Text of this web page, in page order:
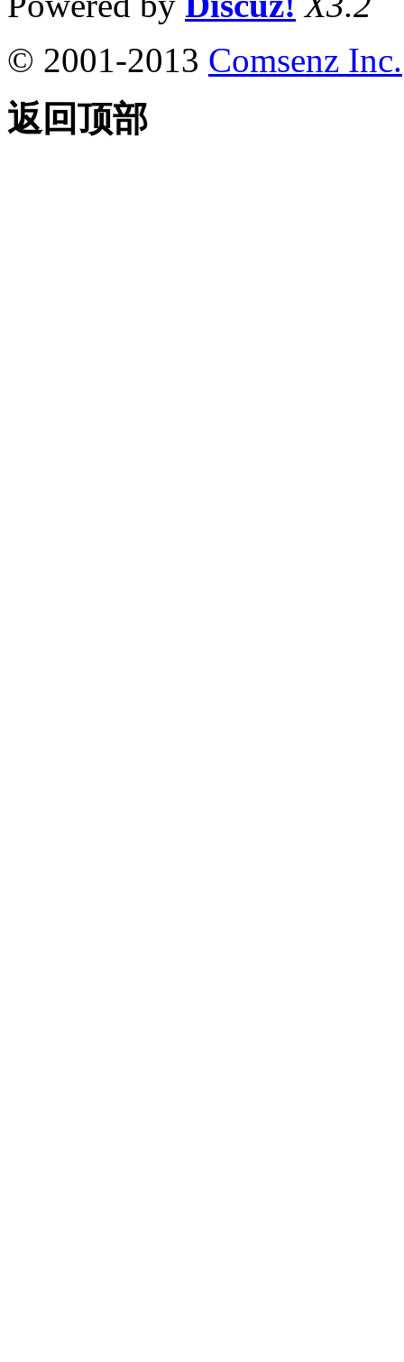
© 2001-2013 Comsenz Inc.
返回顶部